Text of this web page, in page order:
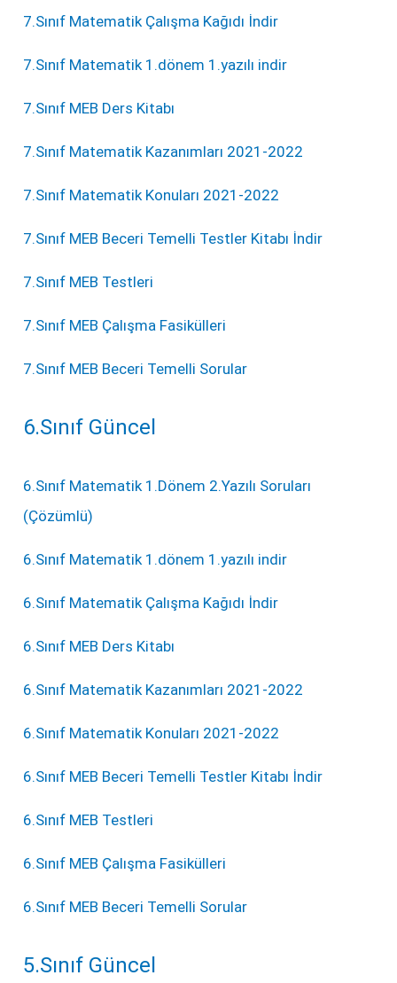
7.Sınıf Matematik Çalışma Kağıdı İndir
7.Sınıf Matematik 1.dönem 1.yazılı indir
7.Sınıf MEB Ders Kitabı
7.Sınıf Matematik Kazanımları 2021-2022
7.Sınıf Matematik Konuları 2021-2022
7.Sınıf MEB Beceri Temelli Testler Kitabı İndir
7.Sınıf MEB Testleri
7.Sınıf MEB Çalışma Fasikülleri
7.Sınıf MEB Beceri Temelli Sorular
6.Sınıf Güncel
6.Sınıf Matematik 1.Dönem 2.Yazılı Soruları
(Çözümlü)
6.Sınıf Matematik 1.dönem 1.yazılı indir
6.Sınıf Matematik Çalışma Kağıdı İndir
6.Sınıf MEB Ders Kitabı
6.Sınıf Matematik Kazanımları 2021-2022
6.Sınıf Matematik Konuları 2021-2022
6.Sınıf MEB Beceri Temelli Testler Kitabı İndir
6.Sınıf MEB Testleri
6.Sınıf MEB Çalışma Fasikülleri
6.Sınıf MEB Beceri Temelli Sorular
5.Sınıf Güncel